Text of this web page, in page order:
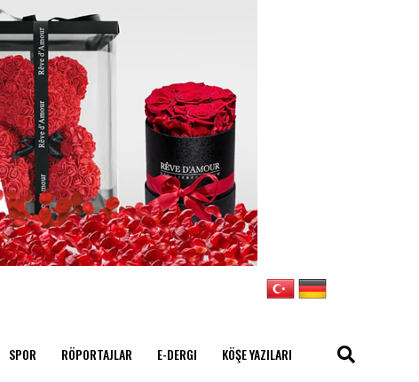
SPOR RÖPORTAJLAR E-DERGI KÖŞE YAZILARI